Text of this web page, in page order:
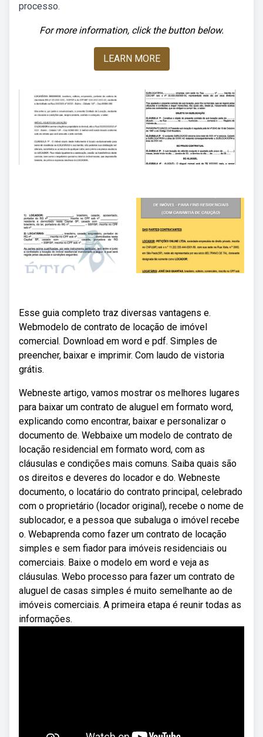
processo.
For more information, click the button below.
LEARN MORE
Esse guia completo traz diversas vantagens e.
Webmodelo de contrato de locação de imóvel
comercial. Download em word e pdf. Simples de
preencher, baixar e imprimir. Com laudo de vistoria
grátis.
Webneste artigo, vamos mostrar os melhores lugares
para baixar um contrato de aluguel em formato word,
explicando como encontrar, baixar e personalizar o
documento de. Webbaixe um modelo de contrato de
locação residencial em formato word, com as
cláusulas e condições mais comuns. Saiba quais são
os direitos e deveres do locador e do. Webneste
documento, o locatário do contrato principal, celebrado
com o proprietário (locador original), recebe o nome de
sublocador, e a pessoa que subaluga o imóvel recebe
o. Webaprenda como fazer um contrato de locação
simples e sem fiador para imóveis residenciais ou
comerciais. Baixe o modelo em word e veja as
cláusulas. Webo processo para fazer um contrato de
aluguel de casas simples é muito semelhante ao de
imóveis comerciais. A primeira etapa é reunir todas as
informações.